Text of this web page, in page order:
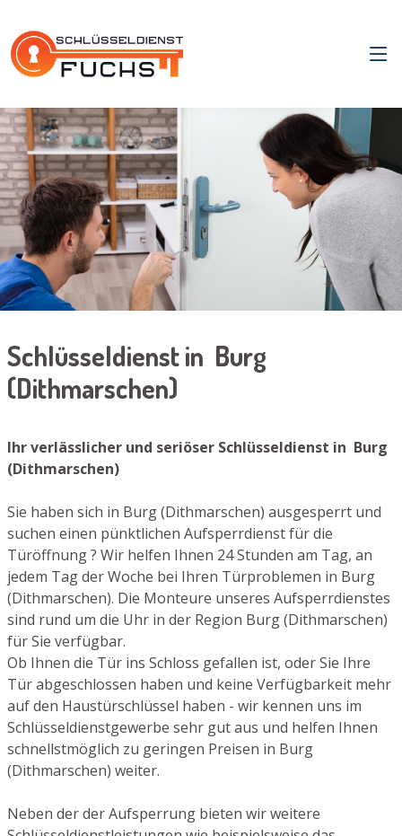
Schlüsseldienst in Burg
(Dithmarschen)
Ihr verlässlicher und seriöser Schlüsseldienst in Burg
(Dithmarschen)
Sie haben sich in Burg (Dithmarschen) ausgesperrt und
suchen einen pünktlichen Aufsperrdienst für die
Türöffnung ? Wir helfen Ihnen 24 Stunden am Tag, an
jedem Tag der Woche bei Ihren Türproblemen in Burg
(Dithmarschen). Die Monteure unseres Aufsperrdienstes
sind rund um die Uhr in der Region Burg (Dithmarschen)
für Sie verfügbar.
Ob Ihnen die Tür ins Schloss gefallen ist, oder Sie Ihre
Tür abgeschlossen haben und keine Verfügbarkeit mehr
auf den Haustürschlüssel haben - wir kennen uns im
Schlüsseldienstgewerbe sehr gut aus und helfen Ihnen
schnellstmöglich zu geringen Preisen in Burg
(Dithmarschen) weiter.
Neben der der Aufsperrung bieten wir weitere